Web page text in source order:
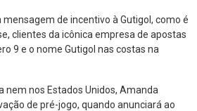
de incentivo à Gutigol, como é
clientes da icônica empresa de apostas
9 e o nome Gutigol nas costas na
nem nos Estados Unidos, Amanda
de pré-jogo, quando anunciará ao